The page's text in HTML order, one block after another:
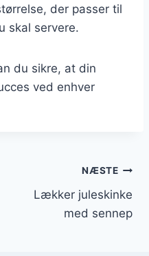
der passer til
skal servere.
du sikre, at din
ved enhver
NÆSTE
Lækker juleskinke
med sennep